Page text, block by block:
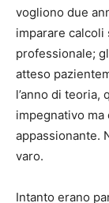
vogliono due
imparare
professionale;
atteso
l’anno di teoria,
impegnativo
appassionante.
varo.
Intanto erano